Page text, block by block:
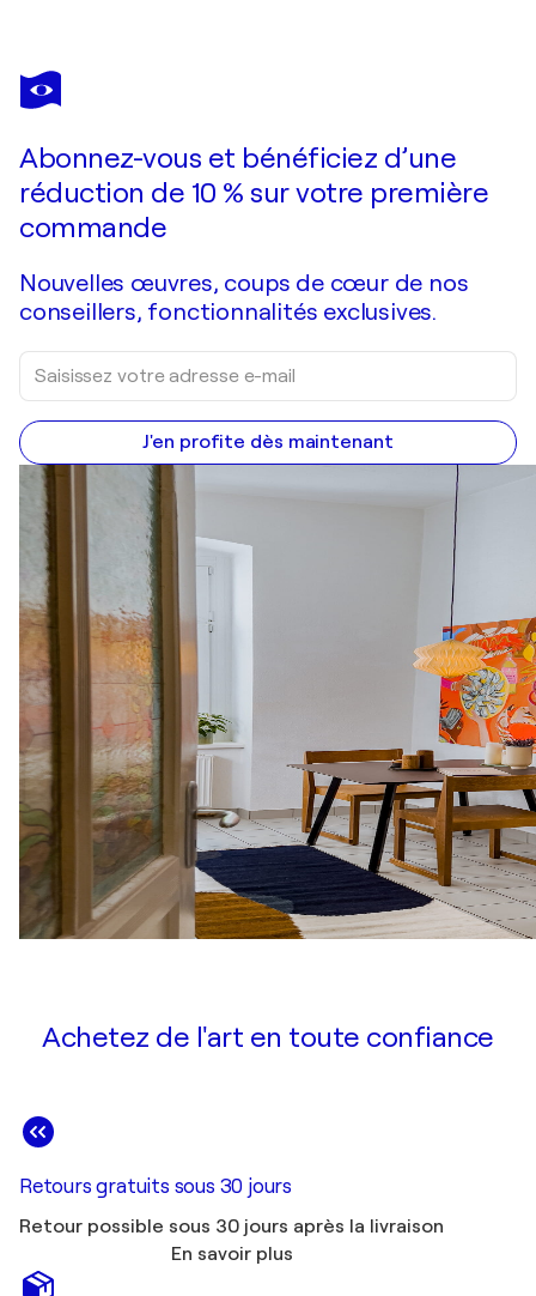
NATALJA HELENURM
Abonnez-vous et bénéficiez d’une
réduction de 10 % sur votre première
commande
Nouvelles œuvres, coups de cœur de nos
conseillers, fonctionnalités exclusives.
J'en profite dès maintenant
Achetez de l'art en toute confiance
Retours gratuits sous 30 jours
Retour possible sous 30 jours après la livraison
En savoir plus